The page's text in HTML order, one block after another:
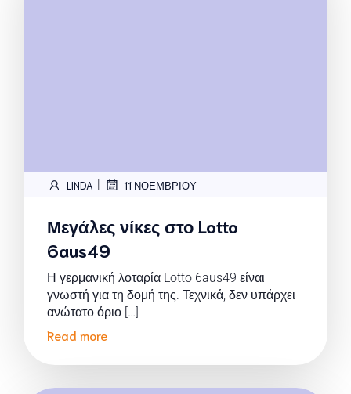
LINDA | 11 ΝΟΕΜΒΡΊΟΥ
Μεγάλες νίκες στο Lotto
6aus49
Η γερμανική λοταρία Lotto 6aus49 είναι
γνωστή για τη δομή της. Τεχνικά, δεν υπάρχει
ανώτατο όριο […]
Read more